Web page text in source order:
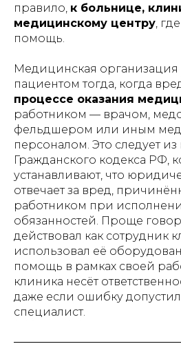
правило, к больнице,
медицинскому центру,
помощь.
Медицинская организация
пациентом тогда, когда
процессе оказания
работником — врачом,
фельдшером или иным
персоналом. Это следует
Гражданского кодекса РФ,
устанавливают, что
отвечает за вред,
работником при
обязанностей. Проще
действовал как сотрудник
использовал её
помощь в рамках своей
клиника несёт
даже если ошибку
специалист.